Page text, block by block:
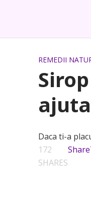
REMEDII
Daca ti-a
172
SHARES
Share